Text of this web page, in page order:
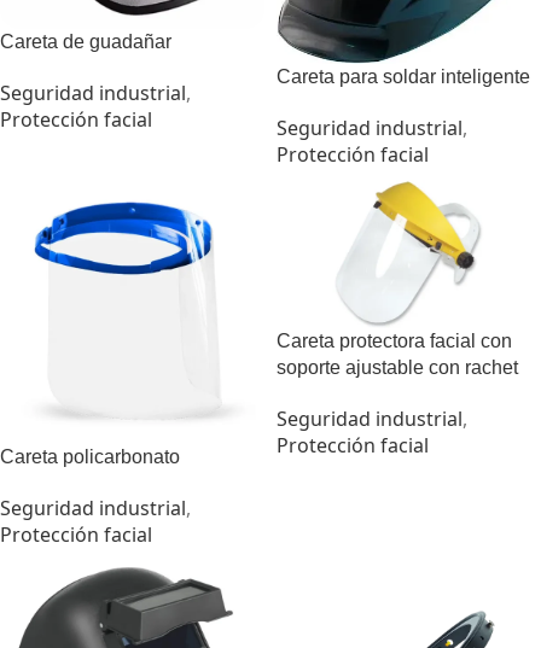
Careta de guadañar
Seguridad industrial,
Protección facial
Careta para soldar inteligente
Seguridad industrial,
Protección facial
Careta policarbonato
Seguridad industrial,
Protección facial
Careta protectora facial con
soporte ajustable con rachet
Seguridad industrial,
Protección facial